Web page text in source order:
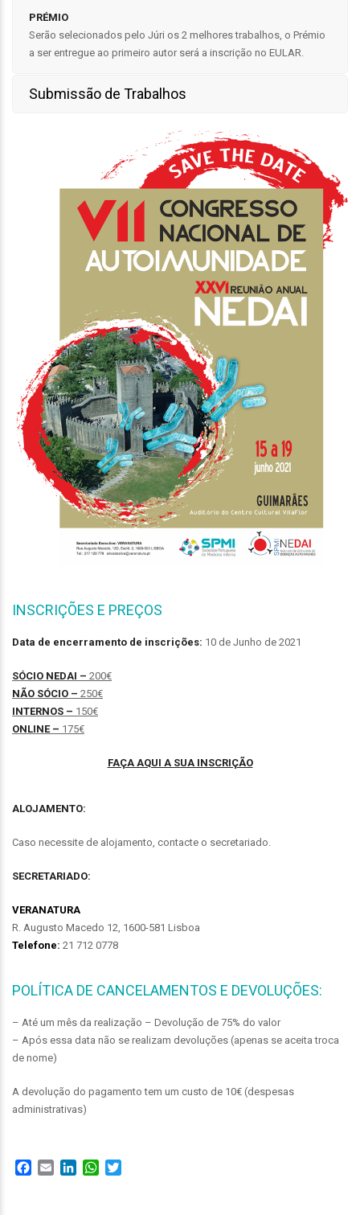
PRÉMIO
Serão selecionados pelo Júri os 2 melhores trabalhos, o Prémio
a ser entregue ao primeiro autor será a inscrição no EULAR.
Submissão de Trabalhos
INSCRIÇÕES E PREÇOS
Data de encerramento de inscrições: 10 de Junho de 2021
SÓCIO NEDAI – 200€
NÃO SÓCIO – 250€
INTERNOS – 150€
ONLINE – 175€
FAÇA AQUI A SUA INSCRIÇÃO
ALOJAMENTO:
Caso necessite de alojamento, contacte o secretariado.
SECRETARIADO:
VERANATURA
R. Augusto Macedo 12, 1600-581 Lisboa
Telefone: 21 712 0778
POLÍTICA DE CANCELAMENTOS E DEVOLUÇÕES:
– Até um mês da realização – Devolução de 75% do valor
– Após essa data não se realizam devoluções (apenas se aceita troca
de nome)
A devolução do pagamento tem um custo de 10€ (despesas
administrativas)
Facebook
Email LinkedInWhatsApp